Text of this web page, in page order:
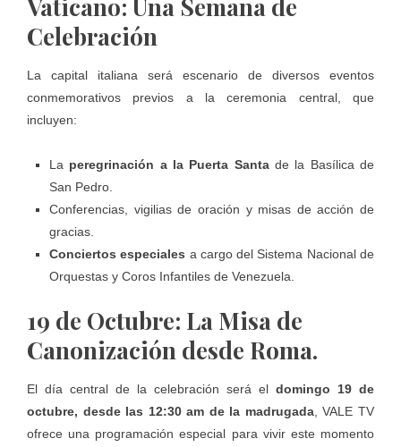
Vaticano: Una Semana de
Celebración
La capital italiana será escenario de diversos eventos
conmemorativos previos a la ceremonia central, que
incluyen:
La peregrinación a la Puerta Santade la Basílica de
San Pedro.
Conferencias, vigilias de oración y misas de acción de
gracias.
Conciertos especiales a cargo del Sistema Nacional de
Orquestas y Coros Infantiles de Venezuela.
19 de Octubre: La Misa de
Canonización desde Roma.
El día central de la celebración será el domingo 19 de
octubre, desde las 12:30 am de la madrugada, VALE TV
ofrece una programación especial para vivir este momento